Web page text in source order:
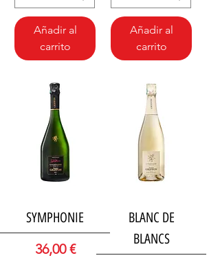
Añadir al
carrito
Añadir al
carrito
SYMPHONIE
Precio
36,00 €
BLANC DE
BLANCS